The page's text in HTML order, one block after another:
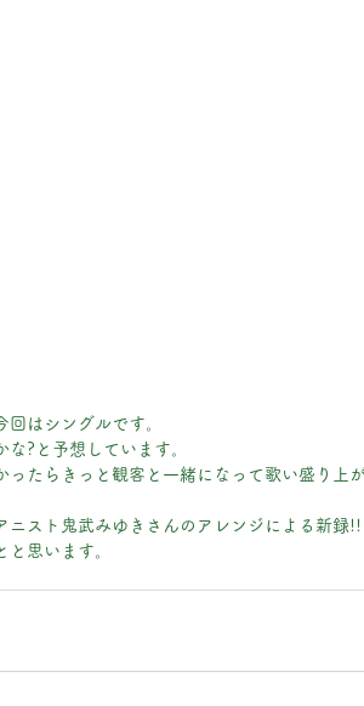
はシングルです。
?と予想しています。
たらきっと観客と一緒になって歌い盛り上
ニスト鬼武みゆきさんのアレンジによる新録!!
思います。